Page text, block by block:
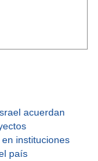
acuerdan
instituciones
país